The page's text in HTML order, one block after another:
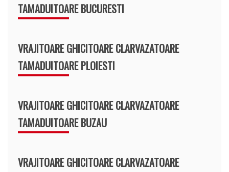
TAMADUITOARE BUCURESTI
VRAJITOARE GHICITOARE CLARVAZATOARE
TAMADUITOARE PLOIESTI
VRAJITOARE GHICITOARE CLARVAZATOARE
TAMADUITOARE BUZAU
VRAJITOARE GHICITOARE CLARVAZATOARE